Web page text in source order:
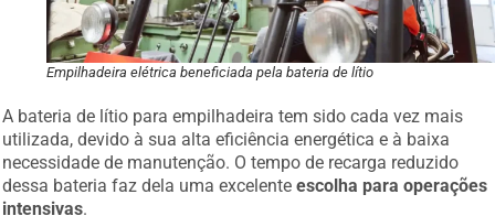
Empilhadeira elétrica beneficiada pela bateria de lítio
A bateria de lítio para empilhadeira tem sido cada vez mais
utilizada, devido à sua alta eficiência energética e à baixa
necessidade de manutenção. O tempo de recarga reduzido
dessa bateria faz dela uma excelenteescolha para operações
intensivas